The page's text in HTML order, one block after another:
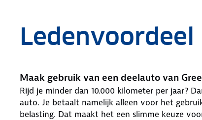
Maak gebruik van een deelauto van
Rijd je minder dan 10.000 kilometer per jaar?
auto. Je betaalt namelijk alleen voor het
belasting. Dat maakt het een slimme keuze